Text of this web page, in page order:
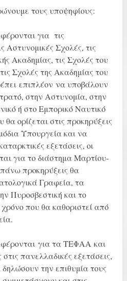
τους υποψηφίους:
για τις
Αστυνομικές Σχολές, τις
Ακαδημίας, τις Σχολές του
Σχολές της Ακαδημίας του
επιπλέον να υποβάλουν
στην Αστυνομία, στην
ή στο Εμπορικό Ναυτικό
ορίζεται στις προκηρύξεις
Υπουργεία και να
εξετάσεις, οι
για το διάστημα Μαρτίου-
προκηρύξεις θα
Γραφεία, τα
Πυροσβεστική και το
που θα καθοριστεί από
για τα ΤΕΦΑΑ και
πανελλαδικές εξετάσεις,
την επιθυμία τους